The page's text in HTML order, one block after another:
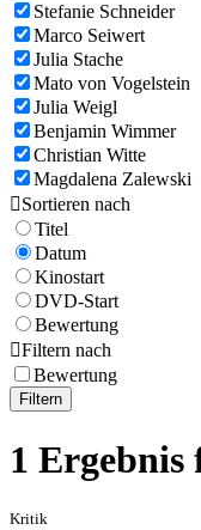
Stefanie Schneider
Marco Seiwert
Julia Stache
Mato von Vogelstein
Julia Weigl
Benjamin Wimmer
Christian Witte
Magdalena Zalewski
Sortieren nach
Titel
Datum
Kinostart
DVD-Start
Bewertung
Filtern nach
Bewertung
Filtern
1
Kritik